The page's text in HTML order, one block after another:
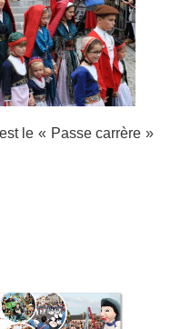
le « Passe carrère »